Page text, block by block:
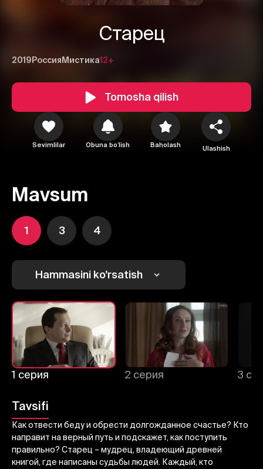
Старец
2019 Россия Мистика12+
Tomosha qilish
Sevimlilar Obuna boʻlish Baholash Ulashish
Mavsum
1 3 4
Hammasini ko'rsatish
1 серия 2 серия 3
Tavsifi
Как отвести беду и обрести долгожданное счастье? Кто
направит на верный путь и подскажет, как поступить
правильно? Старец – мудрец, владеющий древней
книгой, где написаны судьбы людей. Каждый, кто
1 2
Yuborish
Tizimga kirish